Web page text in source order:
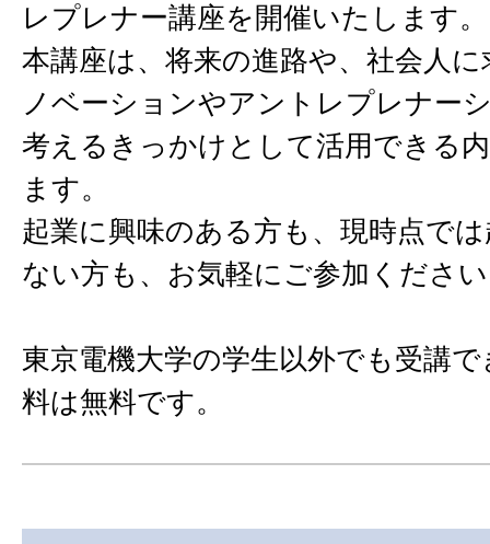
レプレナー講座を開催いたします。
本講座は、将来の進路や、社会人
ノベーションやアントレプレナー
考えるきっかけとして活用できる
ます。
起業に興味のある方も、現時点で
ない方も、お気軽にご参加くださ
東京電機大学の学生以外でも受講
料は無料です。